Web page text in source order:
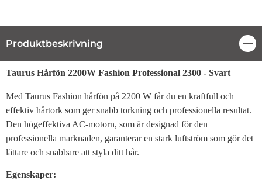
Produktbeskrivning
Produktbeskrivning
Taurus Hårfön 2200W Fashion Professional 2300 - Svart
Med Taurus Fashion hårfön på 2200 W får du en kraftfull och
effektiv hårtork som ger snabb torkning och professionella resultat.
Den högeffektiva AC-motorn, som är designad för den
professionella marknaden, garanterar en stark luftström som gör det
lättare och snabbare att styla ditt hår.
Egenskaper: